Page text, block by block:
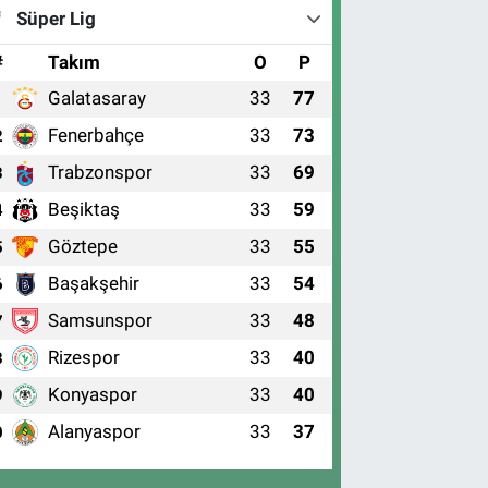
Süper Lig
Takım O P
Galatasaray 33 77
Fenerbahçe 33 73
Trabzonspor 33 69
Beşiktaş 33 59
Göztepe 33 55
Başakşehir 33 54
Samsunspor 33 48
Rizespor 33 40
Konyaspor 33 40
Alanyaspor 33 37